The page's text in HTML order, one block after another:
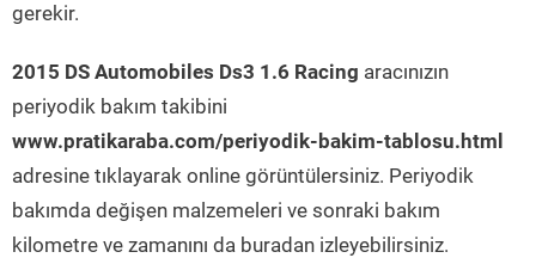
gerekir.
2015 DS Automobiles Ds3 1.6 Racing aracınızın
periyodik bakım takibini
www.pratikaraba.com/periyodik-bakim-tablosu.html
adresine tıklayarak online görüntülersiniz. Periyodik
bakımda değişen malzemeleri ve sonraki bakım
kilometre ve zamanını da buradan izleyebilirsiniz.